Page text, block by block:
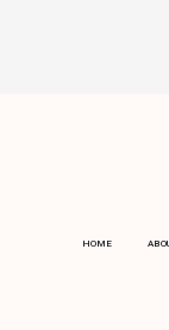
HOME